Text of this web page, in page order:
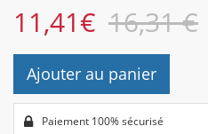
11,41€ 16,31 €
Ajouter au panier
Paiement 100% sécurisé